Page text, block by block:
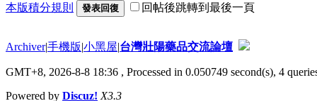
本版積分規則 發表回復 回帖後跳轉到最後一頁
Archiver|手機版|小黑屋|台灣壯陽藥品交流論壇
GMT+8, 2026-8-8 18:36 , Processed in 0.050749 second(s), 4
Powered by Discuz! X3.3